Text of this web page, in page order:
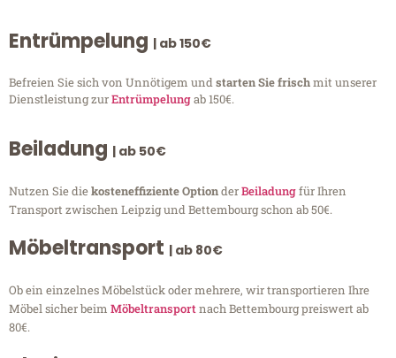
Entrümpelung | ab 150€
Befreien Sie sich von Unnötigem undstarten Sie frischmit unserer
Dienstleistung zurEntrümpelungab 150€.
Beiladung | ab 50€
Nutzen Sie diekosteneffiziente OptionderBeiladungfür Ihren
Transport zwischen Leipzig und Bettembourg schon ab 50€.
Möbeltransport | ab 80€
Ob ein einzelnes Möbelstück oder mehrere, wir transportieren Ihre
Möbel sicher beim Möbeltransportnach Bettembourg preiswert ab
80€.